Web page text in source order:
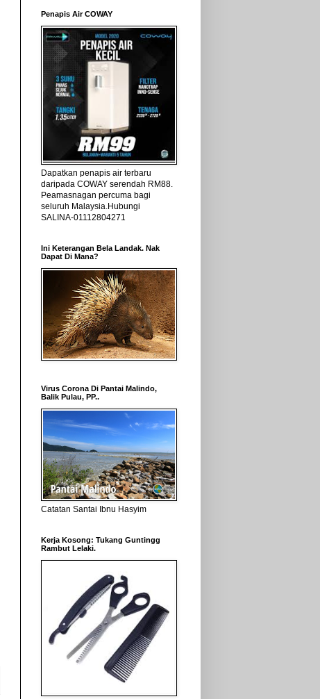
Penapis Air COWAY
Dapatkan penapis air terbaru
daripada COWAY serendah RM88.
Peamasnagan percuma bagi
seluruh Malaysia.Hubungi
SALINA-01112804271
Ini Keterangan Bela Landak. Nak
Dapat Di Mana?
Virus Corona Di Pantai Malindo,
Balik Pulau, PP..
Catatan Santai Ibnu Hasyim
Kerja Kosong: Tukang Guntingg
Rambut Lelaki.